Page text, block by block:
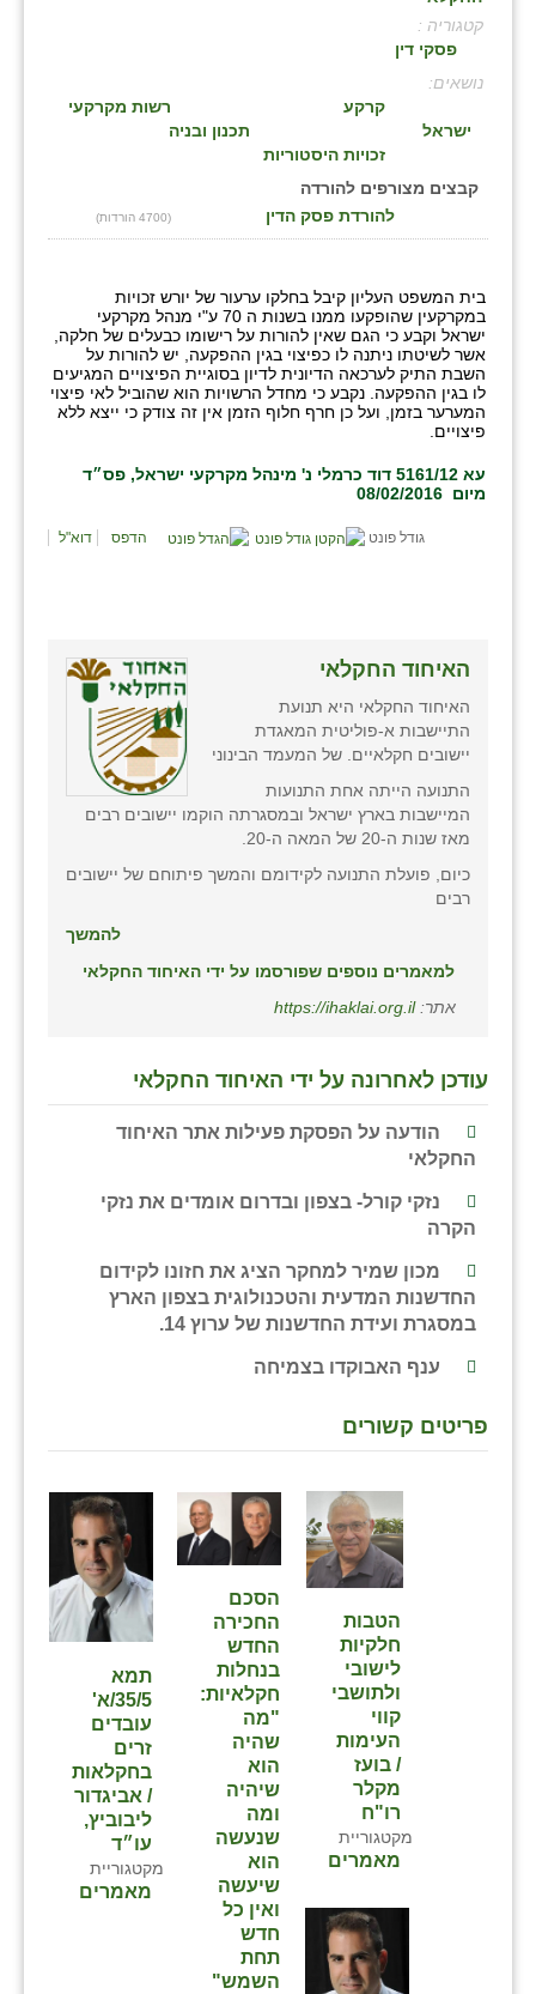
קטגוריה :
פסקי דין
:
קרקע
רשות מקרקעי
ישראל
תכנון ובניה
זכויות היסטוריות
קבצים מצורפים להורדה
להורדת פסק הדין
(4700 הורדות)
בית המשפט העליון קיבל בחלקו ערעור של יורש זכויות
במקרקעין שהופקעו ממנו בשנות ה 70 ע"י מנהל מקרקעי
ישראל וקבע כי הגם שאין להורות על רישומו כבעלים של חלקה,
אשר לשיטתו ניתנה לו כפיצוי בגין ההפקעה, יש להורות על
השבת התיק לערכאה הדיונית לדיון בסוגיית הפיצויים המגיעים
לו בגין ההפקעה. נקבע כי מחדל הרשויות הוא שהוביל לאי פיצוי
המערער בזמן, ועל כן חרף חלוף הזמן אין זה צודק כי ייצא ללא
פיצויים.
עא 5161/12 דוד כרמלי נ' מינהל מקרקעי ישראל, פס״ד
מיום 08/02/2016
גודל פונט הדפס דוא"ל
האיחוד החקלאי
האיחוד החקלאי היא תנועת
התיישבות א-פוליטית המאגדת
יישובים חקלאיים. של המעמד הבינוני
התנועה הייתה אחת התנועות
המיישבות בארץ ישראל ובמסגרתה הוקמו יישובים רבים
מאז שנות ה-20 של המאה ה-20.
כיום, פועלת התנועה לקידומם והמשך פיתוחם של יישובים
רבים
להמשך
למאמרים נוספים שפורסמו על ידי האיחוד החקלאי
אתר:https://ihaklai.org.il
עודכן לאחרונה על ידי האיחוד החקלאי
הודעה על הפסקת פעילות אתר האיחוד
החקלאי
נזקי קורל- בצפון ובדרום אומדים את נזקי
הקרה
מכון שמיר למחקר הציג את חזונו לקידום
החדשנות המדעית והטכנולוגית בצפון הארץ
במסגרת ועידת החדשנות של ערוץ 14.
ענף האבוקדו בצמיחה
פריטים קשורים
תמא
35/5/א'
עובדים
זרים
בחקלאות
/ אביגדור
ליבוביץ,
עו״ד
מקטגוריית
מאמרים
הסכם
החכירה
החדש
בנחלות
חקלאיות:
"מה
שהיה
הוא
שיהיה
ומה
שנעשה
הוא
שיעשה
ואין כל
חדש
תחת
השמש"
הטבות
חלקיות
לישובי
ולתושבי
קווי
העימות
/ בועז
מקלר
רו"ח
מקטגוריית
מאמרים
בני ציון
בצרה
בקעות
גני עם
גני יהודה
גנות
חמרה
חרב לאת
יבול (מורג)
יקנעם
כפר הרי״ף
כפר מישר
כפר מרדכי
כפר סבא (אגרא)
כפר שמריהו
מגשימים
מישר